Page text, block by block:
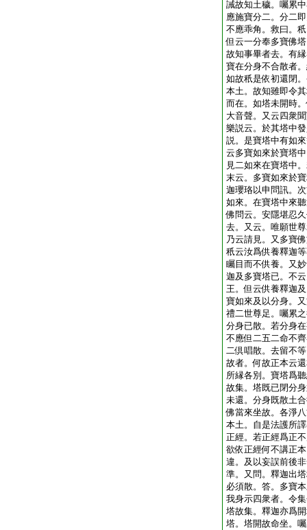
誡故知土穢。囑累
應施寶分二。分二
不應乖角。救曰。
但云一分奉多寶佛
故知事畢者去。有
寶在分身不合散者
如故秖是依初還閉
本土。故知雖即令
而在。如塔未開時
大音聲。又云四衆
樂説云。於其塔中
説。是寶塔中有如
云多寶如來於寶塔
見二如來在寶塔中
末云。多寶如來於
迦瓔珞以申問訊。
如來。在寶塔中來
佛問云。安隱堪忍
去。又云。唯願世
乃云請見。又多寶
秖云汝爲供養釋迦
矚目而不供養。又
迦及多寶塔已。不
王。但云供養釋迦
寶如來及以分身。
禮二世尊足。囑累
分身已散。若分身
不應但二五二命不
二倶唱散。去留不
故者。何故正本云
所縁各別。寶塔爲
故集。塔既已閉分
未還。分身既散土
佛當來坐故。各淨
本土。自是法護所
正經。若正經爲正
欲依正經何不講正
違。及以妄誤前後
準。又問。釋迦出
必須散。答。多寶
我身示四衆者。令
塔故集。釋迦亦爲
塔。塔開故命坐。